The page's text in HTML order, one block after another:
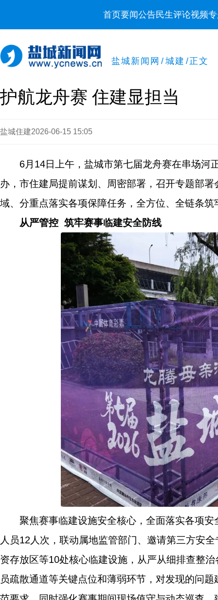
首页要闻公告民生评论视频
盐城新闻网 / 城建 /正文
护航龙舟赛 住建显担当
盐城住建2026-06-15 15:05
6月14日上午，盐城市第七届龙舟赛在串场河
办，市住建局提前谋划、周密部署，召开专题部
域、分重点落实各项保障任务，全方位、全链条
从严管控 筑牢赛事临建安全防线
聚焦赛事临建设施安全核心，全面落实各项
人员12人次，联动属地监管部门、邀请第三方安
资存放区等10处核心临建设施，从严从细排查整
员疏散通道等关键点位和薄弱环节，对发现的问